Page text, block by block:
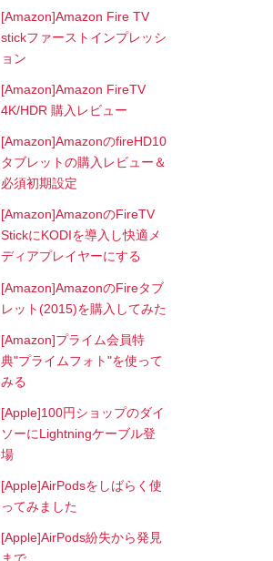
[Amazon]Amazon Fire TV
stickファーストインプレッシ
ョン
[Amazon]Amazon FireTV
4K/HDR 購入レビュー
[Amazon]AmazonのfireHD10
タブレットの購入レビュー＆
必須初期設定
[Amazon]AmazonのFireTV
StickにKODIを導入し快適メ
ディアプレイヤーにする
[Amazon]AmazonのFireタブ
レット(2015)を購入してみた
[Amazon]プライム会員特
典"プライムフォト"を使って
みる
[Apple]100円ショップのダイ
ソーにLightningケーブル登
場
[Apple]AirPodsをしばらく使
ってみました
[Apple]AirPods紛失から発見